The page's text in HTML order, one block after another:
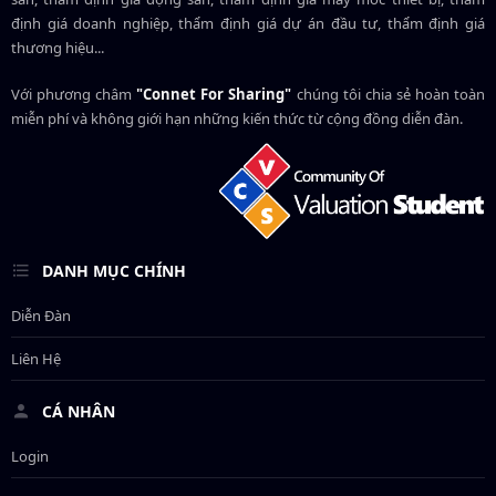
định giá doanh nghiệp, thẩm định giá dự án đầu tư, thẩm định giá
thương hiệu...
Với phương châm"Connet For Sharing" chúng tôi chia sẻ hoàn toàn
miễn phí và không giới hạn những kiến thức từ cộng đồng diễn đàn.
DANH MỤC CHÍNH
Diễn Đàn
Liên Hệ
CÁ NHÂN
Login